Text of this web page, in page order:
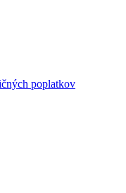
poplatkov